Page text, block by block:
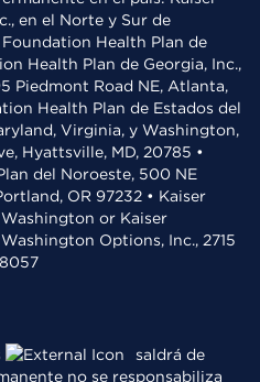
en el Norte y Sur de
Health Plan de
Health Plan de Georgia, Inc.,
Piedmont Road NE, Atlanta,
Health Plan de Estados del
Virginia, y Washington,
Hyattsville, MD, 20785 •
del Noroeste, 500 NE
OR 97232 • Kaiser
or Kaiser
Options, Inc., 2715
saldrá de
no se responsabiliza